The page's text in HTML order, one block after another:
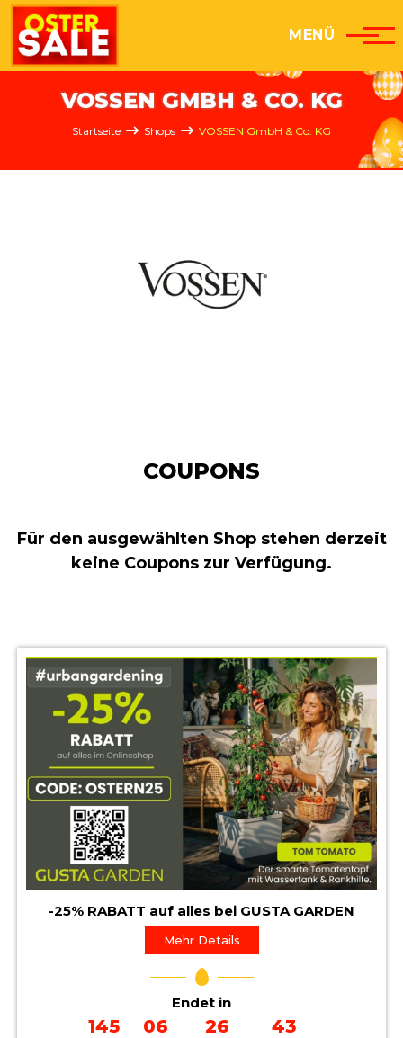
Direkt zum Inhalt
MENÜ
VOSSEN GMBH & CO. KG
Pfadnavigation
Startseite Shops VOSSEN GmbH & Co. KG
COUPONS
Für den ausgewählten Shop stehen derzeit
keine Coupons zur Verfügung.
-25% RABATT auf alles bei GUSTA GARDEN
Mehr Details
Endet in
145 06 26 41